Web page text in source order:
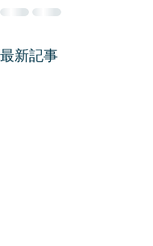
最新記事